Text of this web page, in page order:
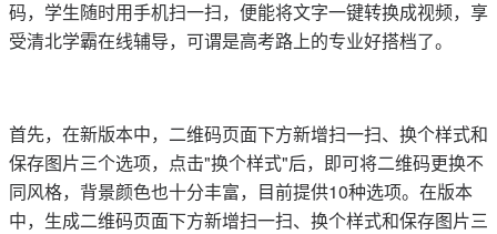
码，学生随时用手机扫一扫，便能将文字一键转换成视频，享
受清北学霸在线辅导，可谓是高考路上的专业好搭档了。
首先，在新版本中，二维码页面下方新增扫一扫、换个样式和
保存图片三个选项，点击"换个样式"后，即可将二维码更换不
同风格，背景颜色也十分丰富，目前提供10种选项。在版本
中，生成二维码页面下方新增扫一扫、换个样式和保存图片三